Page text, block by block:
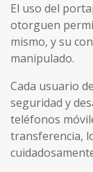
El uso del
otorguen
mismo, y su
manipulado.
Cada usuario
seguridad y
teléfonos
transferencia,